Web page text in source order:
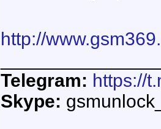
http://
Telegram: https://
Skype: